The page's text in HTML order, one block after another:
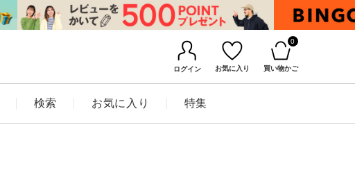
ログイン お気に入り
0
買い物かご
検索 お気に入り 特集